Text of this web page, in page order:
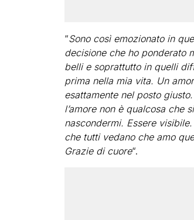
“Sono così emozionato in
decisione che ho ponderato
belli e soprattutto in quelli
prima nella mia vita. Un
esattamente nel posto
l’amore non è qualcosa che
nascondermi. Essere
che tutti vedano che amo
Grazie di cuore“.